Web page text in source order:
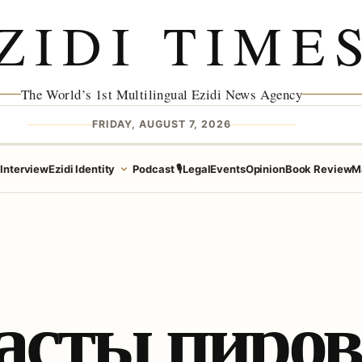
The World’s 1st Multilingual Ezidi News Agency
FRIDAY, AUGUST 7, 2026
InterviewEzidi Identity Podcast 🎙️LegalEventsOpinionBook Review
пиров